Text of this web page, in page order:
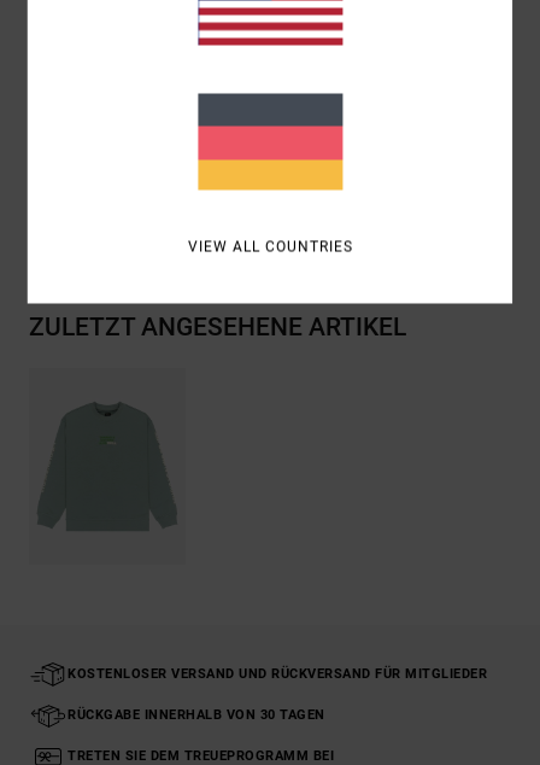
gemütlicher und freier Relaxed Fit
Print auf Vorderseite, Rücken und Ärmeln
recycelte Baumwolle
ZULETZT ANGESEHENE ARTIKEL
KOSTENLOSER VERSAND UND RÜCKVERSAND FÜR MITGLIEDER
RÜCKGABE INNERHALB VON 30 TAGEN
TRETEN SIE DEM TREUEPROGRAMM BEI
VIEW ALL COUNTRIES